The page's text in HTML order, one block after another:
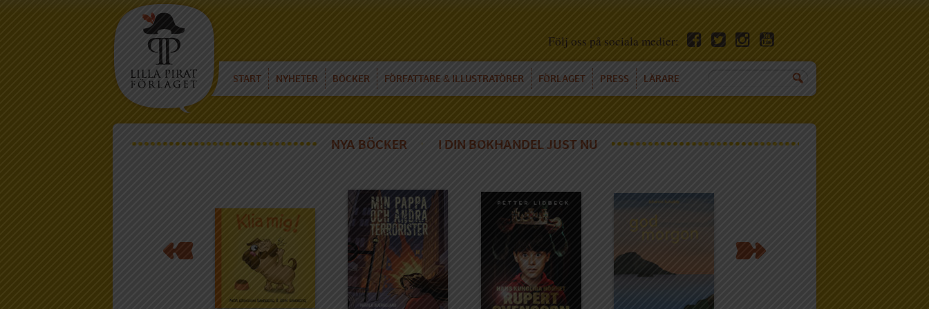
Följ oss på sociala medier:
START NYHETER BÖCKER FÖRFATTARE & ILLUSTRATÖRER FÖRLAGET PRESS LÄRARE
NYA BÖCKER I DIN BOKHANDEL JUST NU